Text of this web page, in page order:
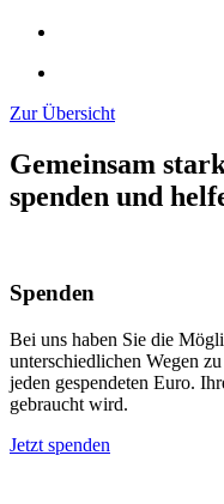
Zur Übersicht
Gemeinsam
spenden und
Spenden
Bei uns haben Sie die
unterschiedlichen Wegen
jeden gespendeten Euro.
gebraucht wird.
Jetzt spenden